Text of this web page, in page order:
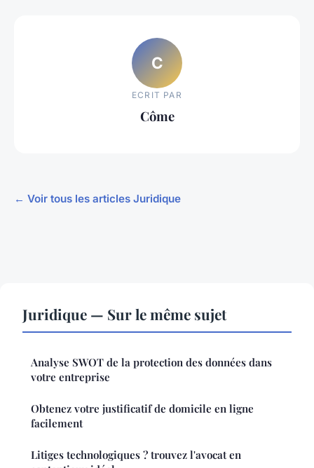
C
ECRIT PAR
Côme
← Voir tous les articles Juridique
Juridique — Sur le même sujet
Analyse SWOT de la protection des données dans
votre entreprise
Obtenez votre justificatif de domicile en ligne
facilement
Litiges technologiques ? trouvez l'avocat en